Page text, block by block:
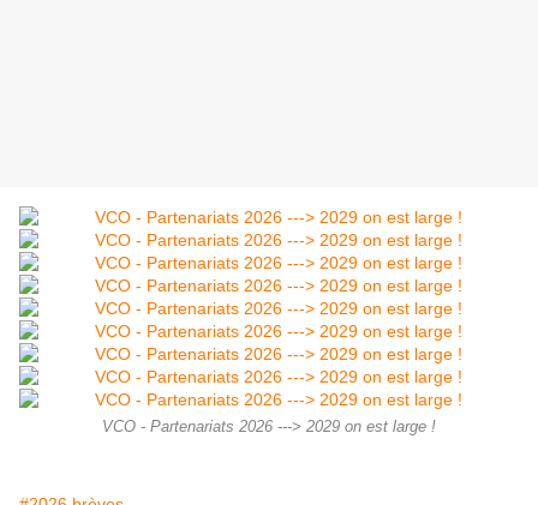
VCO - Partenariats 2026 ---> 2029 on est large !